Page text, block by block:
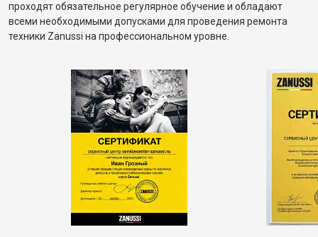
проходят обязательное регулярное обучение и обладают
всеми необходимыми допусками для проведения ремонта
техники Zanussi на профессиональном уровне.